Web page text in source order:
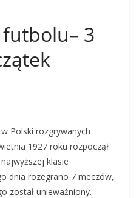
3
Polski rozgrywanych
1927 roku rozpoczął
klasie
dnia rozegrano 7 meczów,
został unieważniony.